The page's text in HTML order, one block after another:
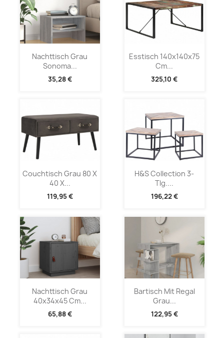
Nachttisch Grau
Sonoma...
35,28 €
Esstisch 140x140x75
Cm...
325,10 €
Couchtisch Grau 80 X
40 X...
119,95 €
H&S Collection 3-
Tlg....
196,22 €
Nachttisch Grau
40x34x45 Cm...
65,88 €
Bartisch Mit Regal
Grau...
122,95 €